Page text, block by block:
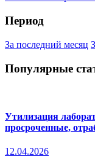
Период
За последний месяц
Популярные
Утилизация
просроченные,
12.04.2026